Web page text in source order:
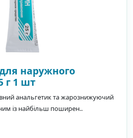
наружного
г 1 шт
анальгетик та жарознижуючий
із найбільш поширен..